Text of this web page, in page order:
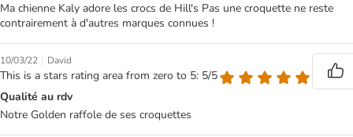
Ma chienne Kaly adore les crocs de Hill's Pas une croquette ne reste
contrairement à d'autres marques connues !
10/03/22 | David
This is a stars rating area from zero to 5: 5/5
Qualité au rdv
Notre Golden raffole de ses croquettes